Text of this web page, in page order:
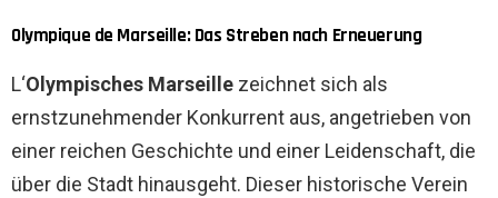
Olympique de Marseille: Das Streben nach Erneuerung
L‘Olympisches Marseille zeichnet sich als
ernstzunehmender Konkurrent aus, angetrieben von
einer reichen Geschichte und einer Leidenschaft, die
über die Stadt hinausgeht. Dieser historische Verein